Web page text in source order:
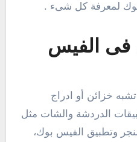
لمعرفة كل شىء .
فى الفيس
خزائن أو ادراج
الدردشة والشات مثل
وتطبيق الفيس بوك،